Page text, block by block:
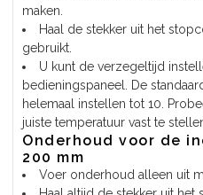
maken.
Haal de stekker uit het
gebruikt.
U kunt de verzegeltijd
bedieningspaneel. De
helemaal instellen tot 10.
juiste temperatuur vast te
Onderhoud voor de
200 mm
Voer onderhoud alleen uit